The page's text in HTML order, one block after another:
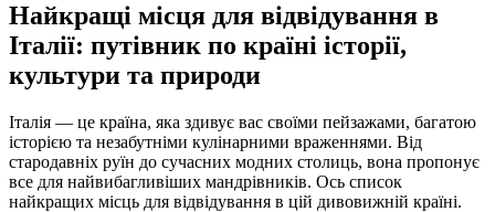
Найкращі місця для відвідування в
Італії: путівник по країні історії,
культури та природи
Італія — це країна, яка здивує вас своїми пейзажами, багатою
історією та незабутніми кулінарними враженнями. Від
стародавніх руїн до сучасних модних столиць, вона пропонує
все для найвибагливіших мандрівників. Ось список
найкращих місць для відвідування в цій дивовижній країні.